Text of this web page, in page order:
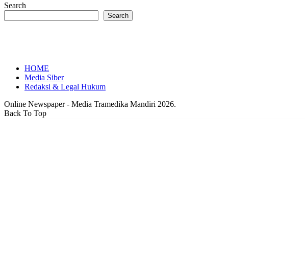
Search
Search
HOME
Media Siber
Redaksi & Legal Hukum
Online Newspaper - Media Tramedika Mandiri 2026.
Back To Top